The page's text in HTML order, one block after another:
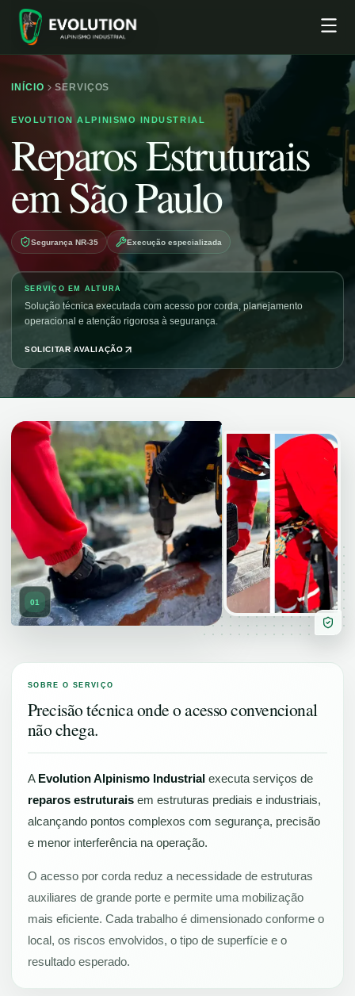
INÍCIO SERVIÇOS
EVOLUTION ALPINISMO INDUSTRIAL
Reparos Estruturais
em São Paulo
Segurança NR-35 Execução especializada
SERVIÇO EM ALTURA
Solução técnica executada com acesso por corda, planejamento
operacional e atenção rigorosa à segurança.
SOLICITAR AVALIAÇÃO
01
SOBRE O SERVIÇO
Precisão técnica onde o acesso convencional
não chega.
A Evolution Alpinismo Industrial executa serviços de
reparos estruturais em estruturas prediais e industriais,
alcançando pontos complexos com segurança, precisão
e menor interferência na operação.
O acesso por corda reduz a necessidade de estruturas
auxiliares de grande porte e permite uma mobilização
mais eficiente. Cada trabalho é dimensionado conforme o
local, os riscos envolvidos, o tipo de superfície e o
resultado esperado.